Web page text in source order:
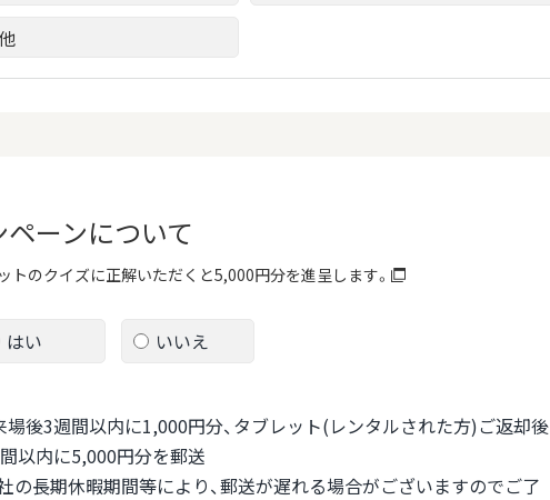
ーンについて
トのクイズに正解いただくと5,000円分を進呈します。
はい いいえ
場後3週間以内に1,000円分、タブレット(レンタルされた方)ご返却後
以内に5,000円分を郵送
の長期休暇期間等により、郵送が遅れる場合がございますのでご了